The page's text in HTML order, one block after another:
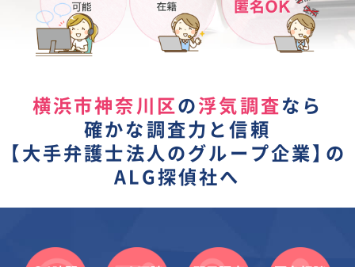
横浜市神奈川区 の 浮気調査 なら
確かな調査力と信頼
【 大手弁護士法人のグループ企業】の
ALG探偵社へ